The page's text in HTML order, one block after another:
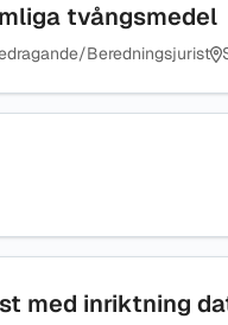
tvångsmedel
Beredningsjurist
med inriktning